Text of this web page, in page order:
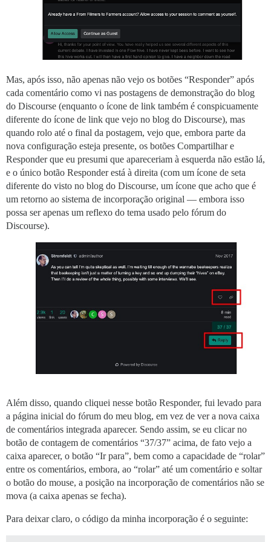
Mas, após isso, não apenas não vejo os botões “Responder” após
cada comentário como vi nas postagens de demonstração do blog
do Discourse (enquanto o ícone de link também é conspicuamente
diferente do ícone de link que vejo no blog do Discourse), mas
quando rolo até o final da postagem, vejo que, embora parte da
nova configuração esteja presente, os botões Compartilhar e
Responder que eu presumi que apareceriam à esquerda não estão lá,
e o único botão Responder está à direita (com um ícone de seta
diferente do visto no blog do Discourse, um ícone que acho que é
um retorno ao sistema de incorporação original — embora isso
possa ser apenas um reflexo do tema usado pelo fórum do
Discourse).
Além disso, quando cliquei nesse botão Responder, fui levado para
a página inicial do fórum do meu blog, em vez de ver a nova caixa
de comentários integrada aparecer. Sendo assim, se eu clicar no
botão de contagem de comentários “37/37” acima, de fato vejo a
caixa aparecer, o botão “Ir para”, bem como a capacidade de “rolar”
entre os comentários, embora, ao “rolar” até um comentário e soltar
o botão do mouse, a posição na incorporação de comentários não se
mova (a caixa apenas se fecha).
Para deixar claro, o código da minha incorporação é o seguinte: